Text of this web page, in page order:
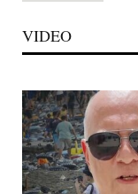
VIDEO